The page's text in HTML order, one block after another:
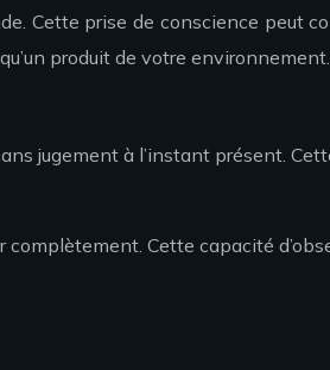
Cette prise de conscience peut
produit de votre environnement.
jugement à l’instant présent.
Cette capacité